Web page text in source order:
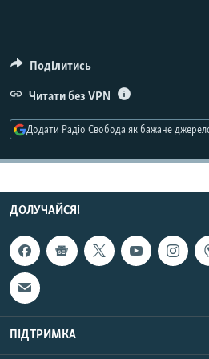
СПЕЦПРОЄКТИ
ПОДКАСТИ
РУС
УКР
ДОЛУЧАЙСЯ!
Поділитись
Читати без VPN
Додати Радіо Свобода як бажане
ДОЛУЧАЙСЯ!
ПІДТРИМКА